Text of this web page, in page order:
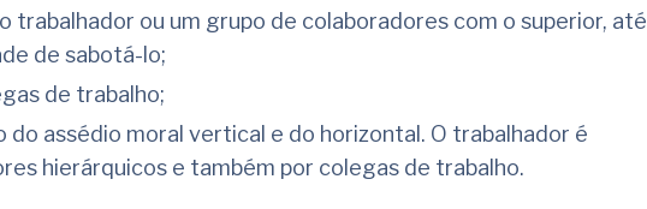
trabalhador ou um grupo de colaboradores com o superior, até
de sabotá-lo;
de trabalho;
do assédio moral vertical e do horizontal. O trabalhador é
hierárquicos e também por colegas de trabalho.